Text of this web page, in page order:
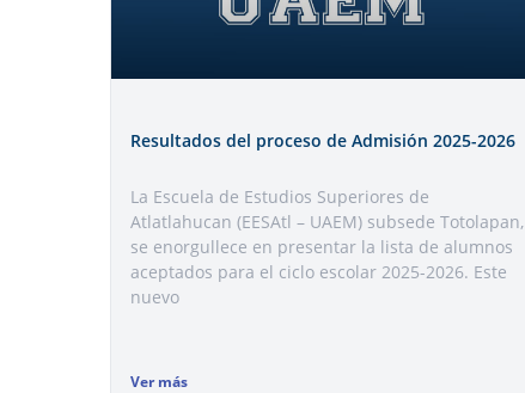
Resultados del proceso de Admisión 2025-2026
La Escuela de Estudios Superiores de
Atlatlahucan (EESAtl – UAEM) subsede Totolapan,
se enorgullece en presentar la lista de alumnos
aceptados para el ciclo escolar 2025-2026. Este
nuevo
Ver más